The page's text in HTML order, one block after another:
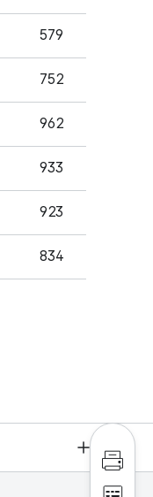
579
752
962
933
923
834
인쇄